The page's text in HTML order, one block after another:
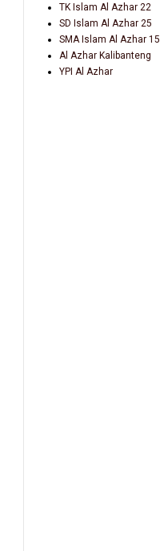
TK Islam Al Azhar 22
SD Islam Al Azhar 25
SMA Islam Al Azhar 15
Al Azhar Kalibanteng
YPI Al Azhar